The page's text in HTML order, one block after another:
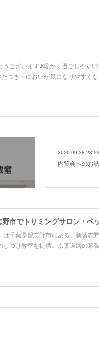
ございます♪暖かく過ごしやす
つき・においが気になりやすく
2020.09.28 23:59
内覧会へのお
千葉県習志野市にある、新習志
つけ教室を提供。京葉道路の幕